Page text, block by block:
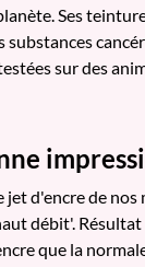
Ses
substances
sur des
jet d'encre de nos
débit'. Résultat
que la